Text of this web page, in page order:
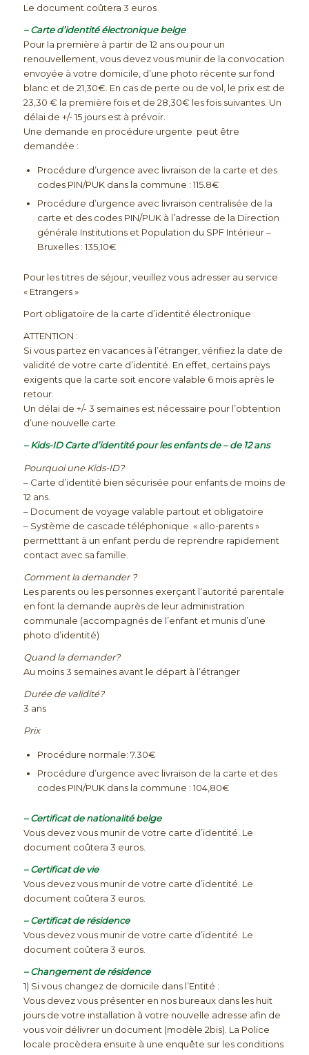
Le document coûtera 3 euros
– Carte d’identité électronique belge
Pour la première à partir de 12 ans ou pour un
renouvellement, vous devez vous munir de la convocation
envoyée à votre domicile, d’une photo récente sur fond
blanc et de 21,30€. En cas de perte ou de vol, le prix est de
23,30 € la première fois et de 28,30€ les fois suivantes. Un
délai de +/- 15 jours est à prévoir.
Une demande en procédure urgente peut être
demandée :
Procédure d’urgence avec livraison de la carte et des
codes PIN/PUK dans la commune : 115.8€
Procédure d’urgence avec livraison centralisée de la
carte et des codes PIN/PUK à l’adresse de la Direction
générale Institutions et Population du SPF Intérieur –
Bruxelles : 135,10€
Pour les titres de séjour, veuillez vous adresser au service
« Etrangers »
Port obligatoire de la carte d’identité électronique
ATTENTION :
Si vous partez en vacances à l’étranger, vérifiez la date de
validité de votre carte d’identité. En effet, certains pays
exigents que la carte soit encore valable 6 mois après le
retour.
Un délai de +/- 3 semaines est nécessaire pour l’obtention
d’une nouvelle carte.
– Kids-ID Carte d’identité pour les enfants de – de 12 ans
Pourquoi une Kids-ID?
– Carte d’identité bien sécurisée pour enfants de moins de
12 ans.
– Document de voyage valable partout et obligatoire
– Système de cascade téléphonique « allo-parents »
permetttant à un enfant perdu de reprendre rapidement
contact avec sa famille.
Comment la demander ?
Les parents ou les personnes exerçant l’autorité parentale
en font la demande auprès de leur administration
communale (accompagnés de l’enfant et munis d’une
photo d’identité)
Quand la demander?
Au moins 3 semaines avant le départ à l’étranger
Durée de validité?
3 ans
Prix
Procédure normale: 7.30€
Procédure d’urgence avec livraison de la carte et des
codes PIN/PUK dans la commune : 104,80€
– Certificat de nationalité belge
Vous devez vous munir de votre carte d’identité. Le
document coûtera 3 euros.
– Certificat de vie
Vous devez vous munir de votre carte d’identité. Le
document coûtera 3 euros.
– Certificat de résidence
Vous devez vous munir de votre carte d’identité. Le
document coûtera 3 euros.
– Changement de résidence
1) Si vous changez de domicile dans l’Entité :
Vous devez vous présenter en nos bureaux dans les huit
jours de votre installation à votre nouvelle adresse afin de
vous voir délivrer un document (modèle 2bis). La Police
locale procèdera ensuite à une enquête sur les conditions